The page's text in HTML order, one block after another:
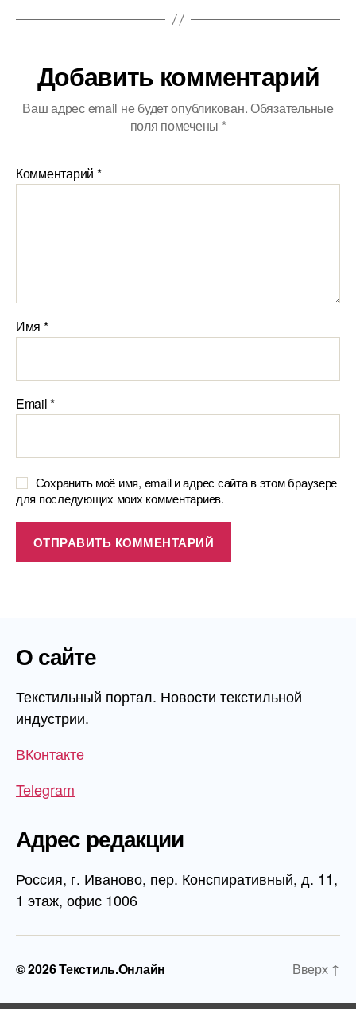
Добавить комментарий
Ваш адрес email не будет опубликован.Обязательные
поля помечены *
Комментарий *
Имя *
Email*
Сохранить моё имя, email и адрес сайта в этом браузере
для последующих моих комментариев.
О сайте
Текстильный портал. Новости текстильной
индустрии.
ВКонтакте
Telegram
Адрес редакции
Россия, г. Иваново, пер. Конспиративный, д. 11,
1 этаж, офис 1006
© 2026Текстиль.Онлайн Вверх ↑